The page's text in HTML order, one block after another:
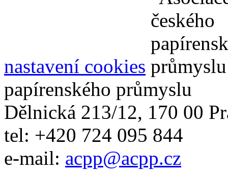
nastavení cookies
papírenského průmyslu
Dělnická 213/12, 170 00
tel: +420 724 095 844
e-mail: acpp@acpp.cz